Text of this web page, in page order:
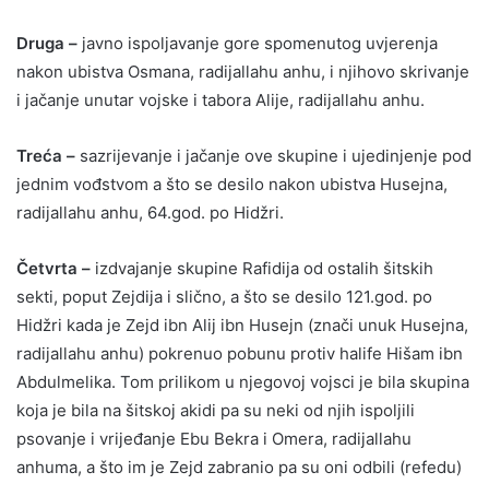
Druga – javno ispoljavanje gore spomenutog uvjerenja
nakon ubistva Osmana, radijallahu anhu, i njihovo skrivanje
i jačanje unutar vojske i tabora Alije, radijallahu anhu.
Treća – sazrijevanje i jačanje ove skupine i ujedinjenje pod
jednim vođstvom a što se desilo nakon ubistva Husejna,
radijallahu anhu, 64.god. po Hidžri.
Četvrta – izdvajanje skupine Rafidija od ostalih šitskih
sekti, poput Zejdija i slično, a što se desilo 121.god. po
Hidžri kada je Zejd ibn Alij ibn Husejn (znači unuk Husejna,
radijallahu anhu) pokrenuo pobunu protiv halife Hišam ibn
Abdulmelika. Tom prilikom u njegovoj vojsci je bila skupina
koja je bila na šitskoj akidi pa su neki od njih ispoljili
psovanje i vrijeđanje Ebu Bekra i Omera, radijallahu
anhuma, a što im je Zejd zabranio pa su oni odbili (refedu)